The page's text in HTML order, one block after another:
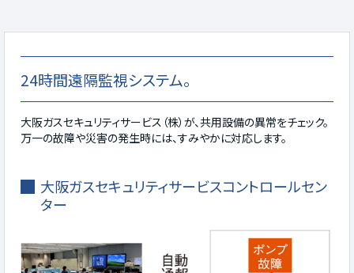
24時間遠隔監視システム。
大阪ガスセキュリティサービス（株）が、共用設備の異常をチェック。
万一の故障や災害の発生時には、すみやかに対応します。
大阪ガスセキュリティサービスコントロールセン
ター